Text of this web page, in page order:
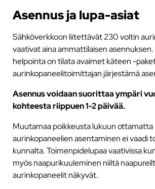
Asennus ja lupa-asiat
Sähköverkkoon liitettävät 230 voltin
vaativat aina ammattilaisen
helpointa on tilata avaimet käteen -
aurinkopaneelitoimittajan järjestämä
Asennus voidaan suorittaa ympäri
kohteesta riippuen 1-2 päivää.
Muutamaa poikkeusta lukuun ottamatta
aurinkopaneelien asentaminen ei vaadi
kunnalta. Toimenpidelupaa vaativissa
myös naapurikuuleminen niiltä
aurinkopaneelit näkyvät.